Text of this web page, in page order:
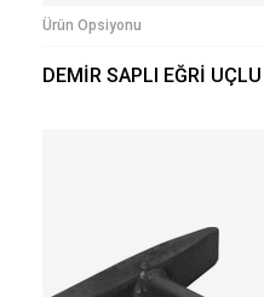
Ürün Opsiyonu
DEMİR SAPLI EĞRİ